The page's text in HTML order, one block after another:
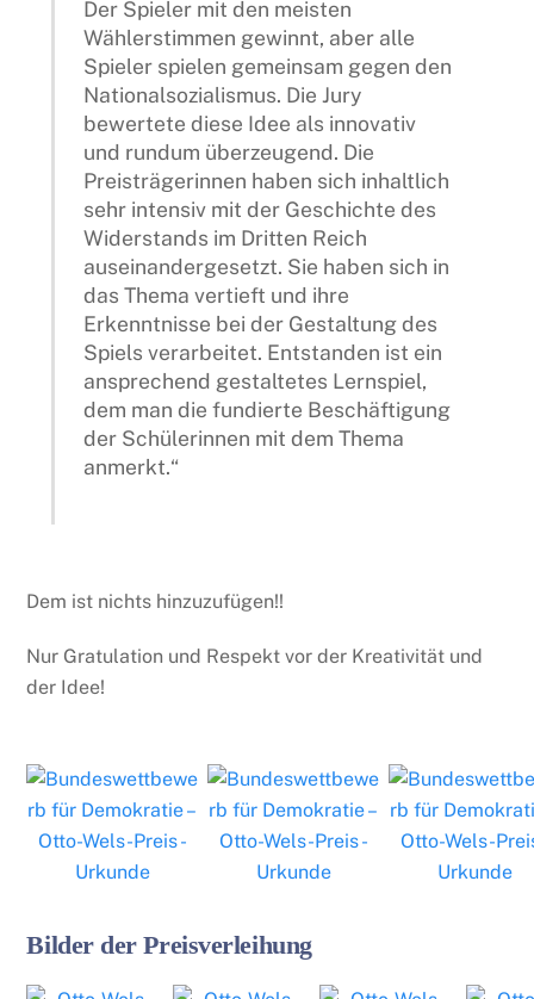
Der Spieler mit den meisten
Wählerstimmen gewinnt, aber alle
Spieler spielen gemeinsam gegen den
Nationalsozialismus. Die Jury
bewertete diese Idee als innovativ
und rundum überzeugend. Die
Preisträgerinnen haben sich inhaltlich
sehr intensiv mit der Geschichte des
Widerstands im Dritten Reich
auseinandergesetzt. Sie haben sich in
das Thema vertieft und ihre
Erkenntnisse bei der Gestaltung des
Spiels verarbeitet. Entstanden ist ein
ansprechend gestaltetes Lernspiel,
dem man die fundierte Beschäftigung
der Schülerinnen mit dem Thema
anmerkt.“
Dem ist nichts hinzuzufügen!!
Nur Gratulation und Respekt vor der Kreativität und
der Idee!
Bilder der Preisverleihung